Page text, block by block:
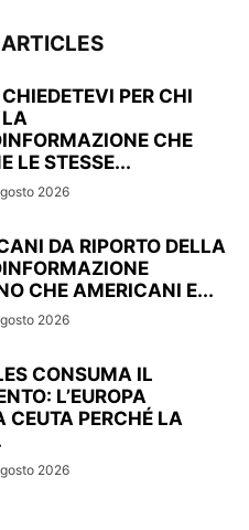
PER CHI
LA
CHE
LE STESSE...
2026
DA RIPORTO DELLA
CHE AMERICANI E...
2026
CONSUMA IL
L’EUROPA
CEUTA PERCHÉ LA
2026